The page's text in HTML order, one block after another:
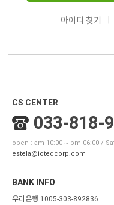
아이디 찾기
CS CENTER
033-818-
open : am 10:00 ~ pm 06:00 /
estela@iotedcorp.com
BANK INFO
우리은행 1005-303-892836